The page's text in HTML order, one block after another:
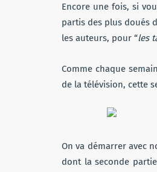
Encore une fois, si
partis des plus doués
les auteurs, pour “les
Comme chaque
de la télévision, cette
On va démarrer avec
dont la seconde